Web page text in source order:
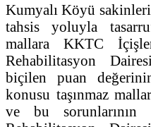
Kumyalı Köyü
tahsis yoluyla
mallara KKTC
Rehabilitasyon
biçilen puan
konusu taşınmaz
ve bu